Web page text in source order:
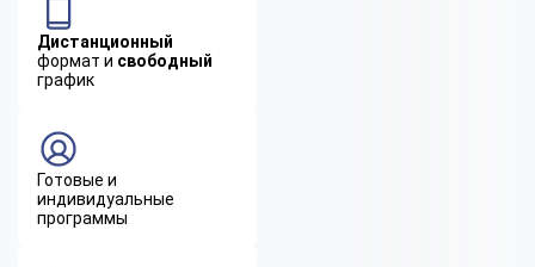
Дистанционный
формат и свободный
график
Готовые и
индивидуальные
программы